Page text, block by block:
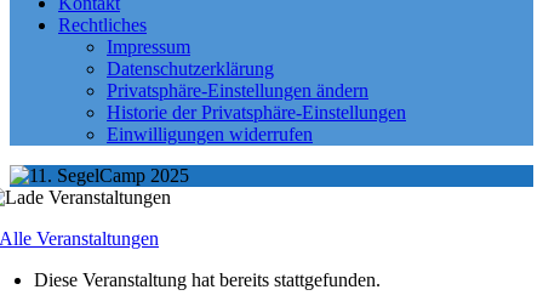
Rechtliches
Impressum
Datenschutzerklärung
Privatsphäre-Einstellungen ändern
Historie der Privatsphäre-Einstellungen
Einwilligungen widerrufen
Veranstaltungen
Diese Veranstaltung hat bereits stattgefunden.